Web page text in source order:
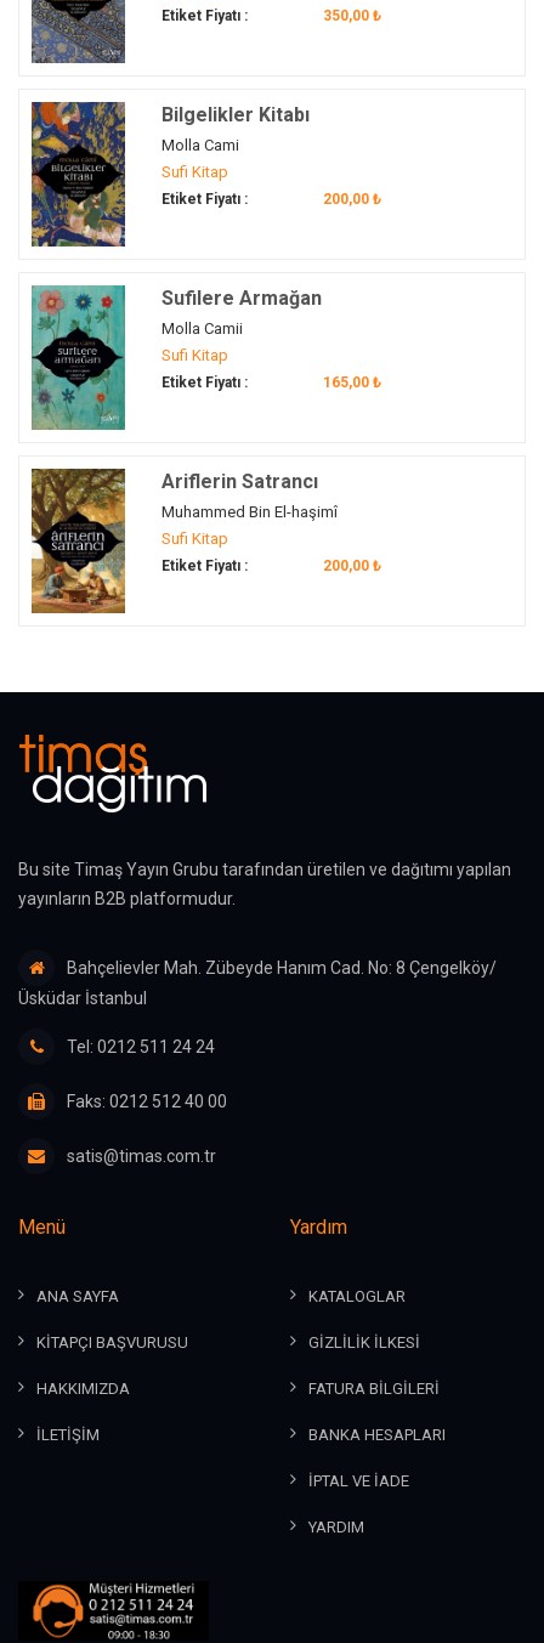
Etiket Fiyatı : 350,00 ₺
Bilgelikler Kitabı
Molla Cami
Sufi Kitap
Etiket Fiyatı : 200,00 ₺
Sufilere Armağan
Molla Camii
Sufi Kitap
Etiket Fiyatı : 165,00 ₺
Ariflerin Satrancı
Muhammed Bin El-haşimî
Sufi Kitap
Etiket Fiyatı : 200,00 ₺
Bu site Timaş Yayın Grubu tarafından üretilen ve dağıtımı yapılan
yayınların B2B platformudur.
Bahçelievler Mah. Zübeyde Hanım Cad. No: 8 Çengelköy/
Üsküdar İstanbul
Tel: 0212 511 24 24
Faks: 0212 512 40 00
satis@timas.com.tr
Menü
ANA SAYFA
KİTAPÇI BAŞVURUSU
HAKKIMIZDA
İLETİŞİM
Yardım
KATALOGLAR
GİZLİLİK İLKESİ
FATURA BİLGİLERİ
BANKA HESAPLARI
İPTAL VE İADE
YARDIM